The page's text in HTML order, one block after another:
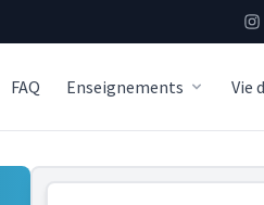
FAQ Enseignements Vie